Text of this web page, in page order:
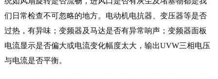
们日常检查不可忽略的地方。电动机电抗器、变压器等是否
过热，有异味；变频器及马达是否有异常响声；变频器面板
电流显示是否偏大或电流变化幅度太大，输出UVW三相电压
与电流是否平衡。